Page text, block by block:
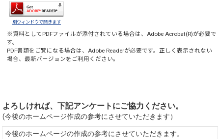
別ウィンドウで開きます
※資料としてPDFファイルが添付されている場合は、Adobe Acrobat(R)が必要で
す。
PDF書類をご覧になる場合は、Adobe Readerが必要です。正しく表示されない
場合、最新バージョンをご利用ください。